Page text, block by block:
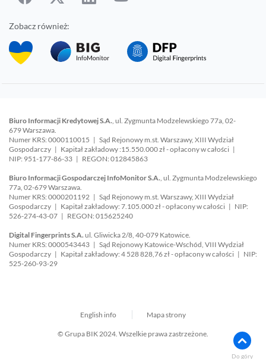
Zobacz również:
Do góry
Biuro Informacji Kredytowej S.A., ul. Zygmunta Modzelewskiego 77a, 02-
679 Warszawa.
Numer KRS: 0000110015 | Sąd Rejonowy m.st. Warszawy, XIII Wydział
Gospodarczy | Kapitał zakładowy :15.550.000 zł - opłacony w całości |
NIP: 951-177-86-33 | REGON: 012845863
Biuro Informacji Gospodarczej InfoMonitor S.A., ul. Zygmunta Modzelewskiego
77a, 02-679 Warszawa.
Numer KRS: 0000201192 | Sąd Rejonowy m.st. Warszawy, XIII Wydział
Gospodarczy | Kapitał zakładowy: 7.105.000 zł - opłacony w całości | NIP:
526-274-43-07 | REGON: 015625240
Digital Fingerprints S.A. ul. Gliwicka 2/8, 40-079 Katowice.
Numer KRS: 0000543443 | Sąd Rejonowy Katowice-Wschód, VIII Wydział
Gospodarczy | Kapitał zakładowy: 4 528 828,76 zł - opłacony w całości | NIP:
525-260-93-29
© Grupa BIK 2024. Wszelkie prawa zastrzeżone.
English info Mapa strony